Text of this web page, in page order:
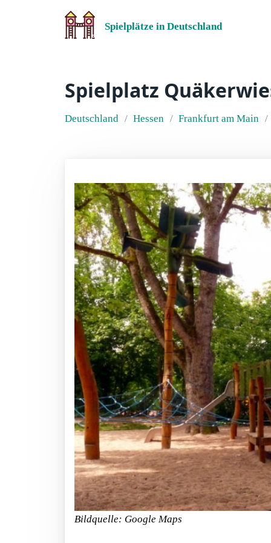
Spielplätze in Deutschland
Spielplatz
Deutschland Hessen Frankfurt am Main
Bildquelle: Google Maps